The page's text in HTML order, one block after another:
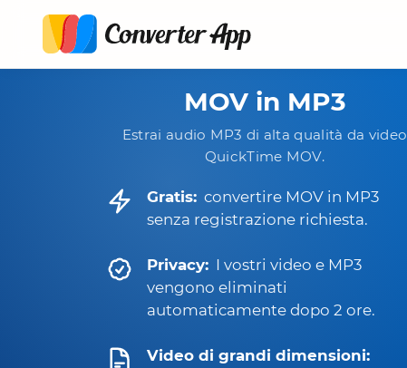
MOV in MP3
Estrai audio MP3 di alta qualità da video
QuickTime MOV.
Gratis: convertire MOV in MP3
senza registrazione richiesta.
Privacy: I vostri video e MP3
vengono eliminati
automaticamente dopo 2 ore.
Video di grandi dimensioni: